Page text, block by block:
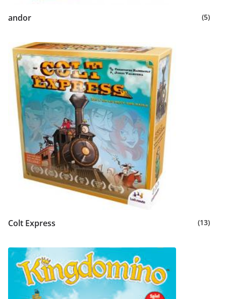
andor (5)
Colt Express (13)